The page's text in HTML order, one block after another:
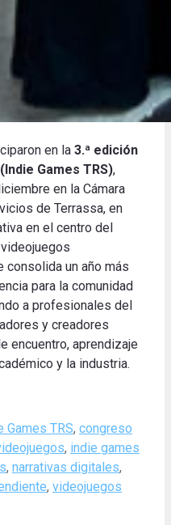
en la 3.ª edición
Games TRS),
en la Cámara
de Terrassa, en
en el centro del
consolida un año más
para la comunidad
a profesionales del
y creadores
encuentro, aprendizaje
y la industria.
Games TRS, congreso
, indie games
, narrativas digitales,
, videojuegos